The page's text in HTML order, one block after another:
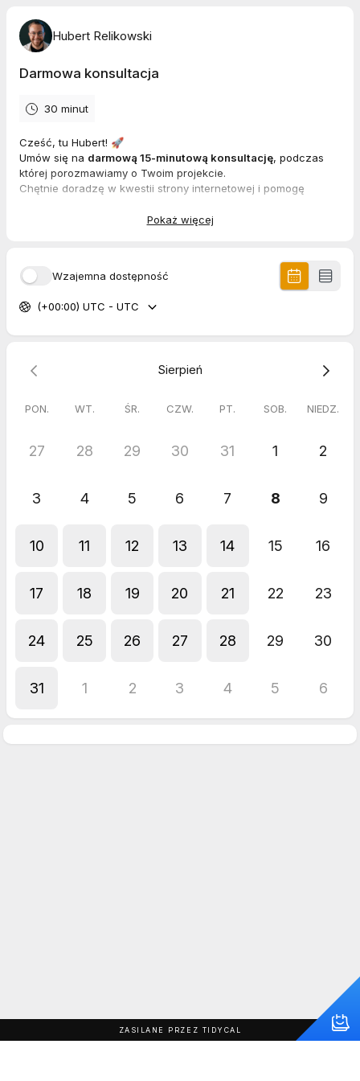
Hubert Relikowski
Darmowa konsultacja
30 minut
Cześć, tu Hubert! 🚀
Umów się na darmową 15-minutową konsultację, podczas
której porozmawiamy o Twoim projekcie.
Chętnie doradzę w kwestii strony internetowej i pomogę
Wybierz dogodny termin i porozmawiajmy! 📞
Pokaż więcej
Wzajemna dostępność
(+00:00) UTC - UTC
Sierpień
PON. WT. ŚR. CZW. PT. SOB. NIEDZ.
27 28 29 30 31 1 2
3 4 5 6 7 8 9
10 11 12 13 14 15 16
17 18 19 20 21 22 23
24 25 26 27 28 29 30
31 1 2 3 4 5 6
ZASILANE PRZEZ TIDYCAL